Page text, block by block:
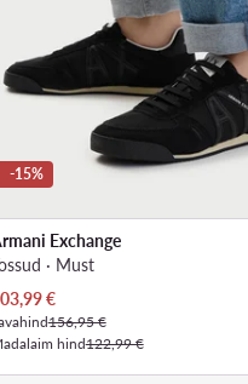
-15%
Exchange
· Must
hind
€
156,95 €
hind122,99 €